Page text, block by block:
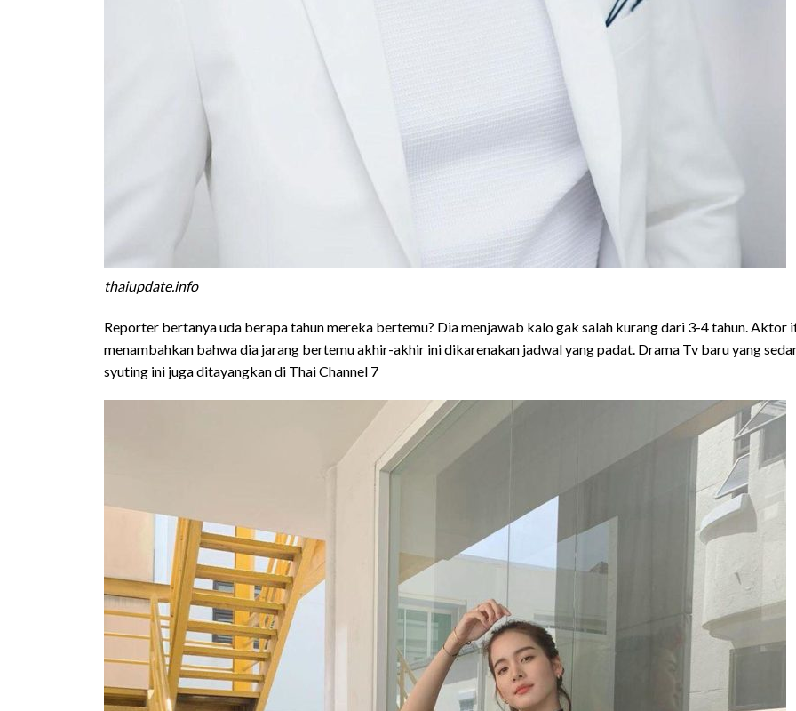
thaiupdate.info
Reporter bertanya uda berapa tahun mereka bertemu? Dia menjawab kalo gak salah kurang dari 3-4 tahun. Aktor
menambahkan bahwa dia jarang bertemu akhir-akhir ini dikarenakan jadwal yang padat. Drama Tv baru yang
syuting ini juga ditayangkan di Thai Channel 7